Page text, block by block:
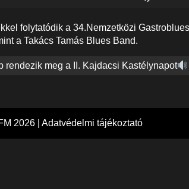
illetőleg
Fel/Le
folytatódik a 34.Nemzetközi Gastroblues
a Takács Tamás Blues Band.
rendezik meg a II. Kajdacsi Kastélynapot
2026 | Adatvédelmi tájékoztató